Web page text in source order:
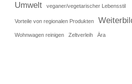
Umwelt veganer/vegetarischer Lebensstil
Vorteile von regionalen Produkten
Wohnwagen reinigen Zeltverleih Ära